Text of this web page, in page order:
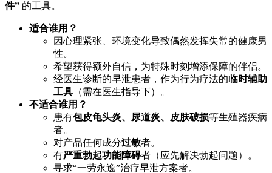
件” 的工具。
适合谁用？
因心理紧张、环境变化导致偶然发挥失常的健康男
性。
希望获得额外自信，为特殊时刻增添保障的伴侣。
经医生诊断的早泄患者，作为行为疗法的临时辅助
工具 （需在医生指导下）。
不适合谁用？
患有包皮龟头炎、尿道炎、皮肤破损等生殖器疾病
者。
对产品任何成分过敏者。
有严重勃起功能障碍者（应先解决勃起问题）。
寻求“一劳永逸”治疗早泄方案者。